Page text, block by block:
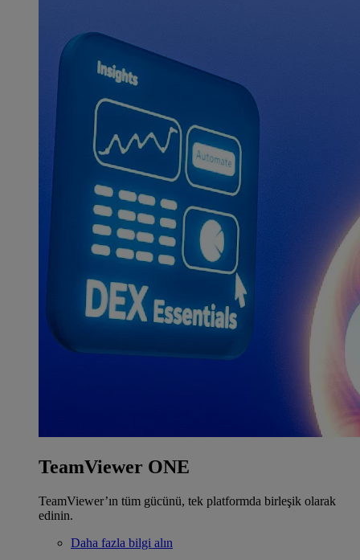
TeamViewer ONE
TeamViewer’ın tüm gücünü, tek platformda birleşik olarak
edinin.
Daha fazla bilgi alın